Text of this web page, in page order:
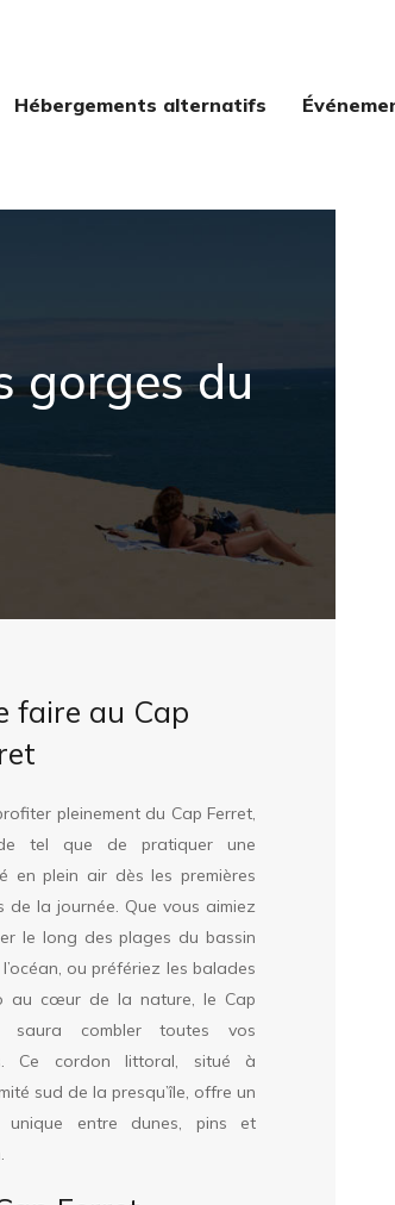
Hébergements alternatifs
gorges du
faire au Cap
pleinement du Cap Ferret,
tel que de pratiquer une
en plein air dès les premières
de la journée. Que vous aimiez
le long des plages du bassin
ou préfériez les balades
au cœur de la nature, le Cap
saura combler toutes vos
Ce cordon littoral, situé à
sud de la presqu’île, offre un
unique entre dunes, pins et